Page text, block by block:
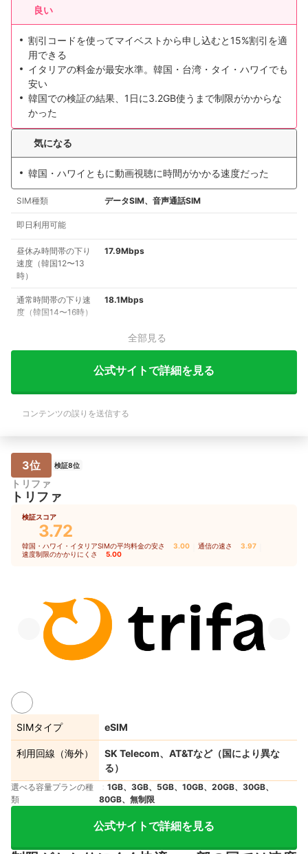
良い
割引コードを使ってマイベストから申し込むと15%割引を適
用できる
イタリアの料金が最安水準。韓国・台湾・タイ・ハワイでも
安い
韓国での検証の結果、1日に3.2GB使うまで制限がかからな
かった
気になる
韓国・ハワイともに動画視聴に時間がかかる速度だった
SIM種類 データSIM、音声通話SIM
即日利用可能
昼休み時間帯の下り
速度（韓国12〜13
時）
17.9Mbps
通常時間帯の下り速
度（韓国14〜16時）
18.1Mbps
全部見る
公式サイトで詳細を見る
コンテンツの誤りを送信する
3位 検証8位
トリファ
トリファ
検証スコア
3.72
韓国・ハワイ・イタリアSIMの平均料金の安さ 3.00 通信の速さ 3.97
速度制限のかかりにくさ 5.00
SIMタイプ eSIM
利用回線（海外）
SK Telecom、AT&Tなど（国により異な
る）
選べる容量プランの種
類
1GB、3GB、5GB、10GB、20GB、30GB、
80GB、無制限
公式サイトで詳細を見る